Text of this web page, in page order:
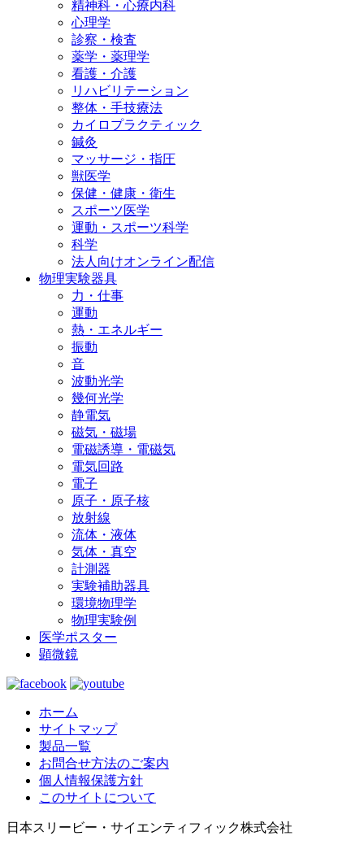
精神科・心療内科
心理学
診察・検査
薬学・薬理学
看護・介護
リハビリテーション
整体・手技療法
カイロプラクティック
鍼灸
マッサージ・指圧
獣医学
保健・健康・衛生
スポーツ医学
運動・スポーツ科学
科学
法人向けオンライン配信
物理実験器具
力・仕事
運動
熱・エネルギー
振動
音
波動光学
幾何光学
静電気
磁気・磁場
電磁誘導・電磁気
電気回路
電子
原子・原子核
放射線
流体・液体
気体・真空
計測器
実験補助器具
環境物理学
物理実験例
医学ポスター
顕微鏡
ホーム
サイトマップ
製品一覧
お問合せ方法のご案内
個人情報保護方針
このサイトについて
日本スリービー・サイエンティフィック株式会社